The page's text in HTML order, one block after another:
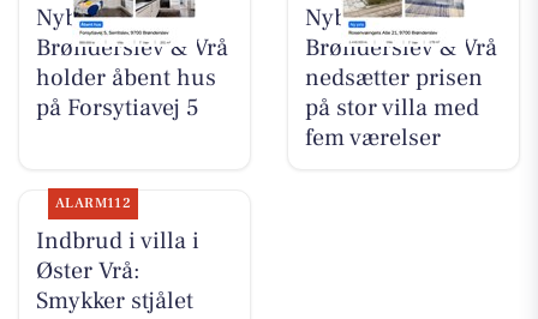
Nybolig
Brønderslev & Vrå
holder åbent hus
på Forsytiavej 5
Nybolig
Brønderslev & Vrå
nedsætter prisen
på stor villa med
fem værelser
ALARM112
Indbrud i villa i
Øster Vrå:
Smykker stjålet